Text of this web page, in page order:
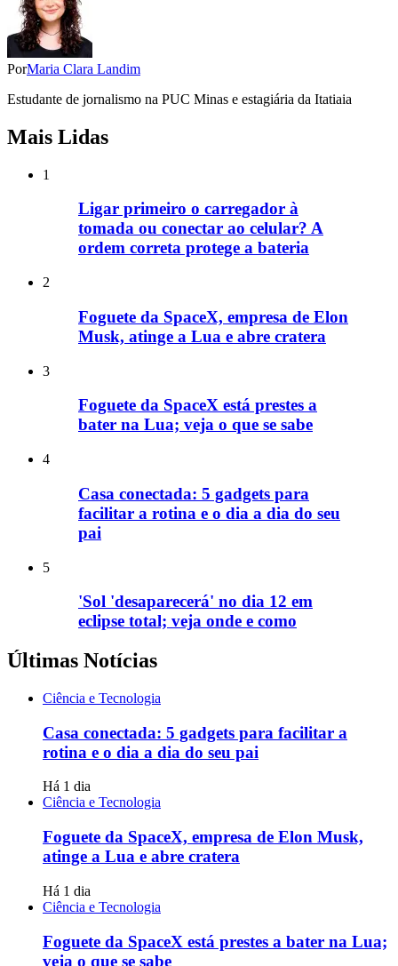
PorMaria Clara Landim
Estudante de jornalismo na PUC Minas e estagiária da Itatiaia
Mais Lidas
1
Ligar primeiro o carregador à
tomada ou conectar ao celular? A
ordem correta protege a bateria
2
Foguete da SpaceX, empresa de Elon
Musk, atinge a Lua e abre cratera
3
Foguete da SpaceX está prestes a
bater na Lua; veja o que se sabe
4
Casa conectada: 5 gadgets para
facilitar a rotina e o dia a dia do seu
pai
5
'Sol 'desaparecerá' no dia 12 em
eclipse total; veja onde e como
Últimas Notícias
Ciência e Tecnologia
Casa conectada: 5 gadgets para facilitar a
rotina e o dia a dia do seu pai
Há 1 dia
Ciência e Tecnologia
Foguete da SpaceX, empresa de Elon Musk,
atinge a Lua e abre cratera
Há 1 dia
Ciência e Tecnologia
Foguete da SpaceX está prestes a bater na Lua;
veja o que se sabe